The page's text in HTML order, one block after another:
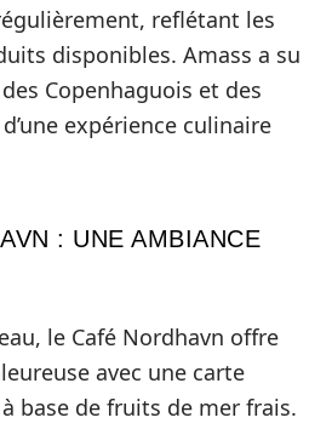
reflétant les
disponibles. Amass a su
Copenhaguois et des
expérience culinaire
: UNE AMBIANCE
le Café Nordhavn offre
avec une carte
base de fruits de mer frais.